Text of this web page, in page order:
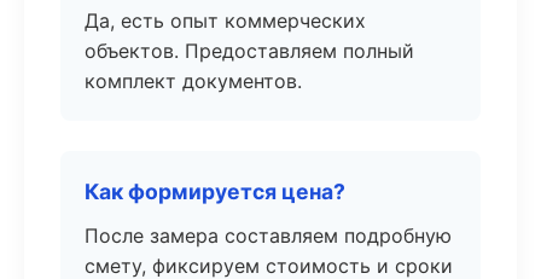
Да, есть опыт коммерческих
объектов. Предоставляем полный
комплект документов.
Как формируется цена?
После замера составляем подробную
смету, фиксируем стоимость и сроки